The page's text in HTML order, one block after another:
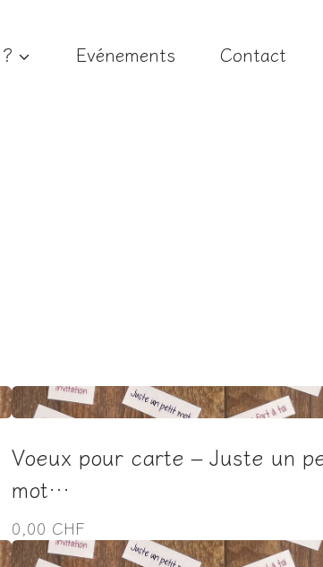
Evénements Contact
Voeux pour carte – Juste un
mot…
0,00 CHF